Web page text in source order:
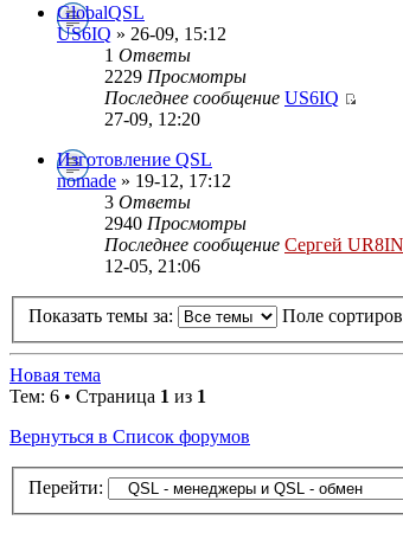
GlobalQSL
US6IQ » 26-09, 15:12
1 Ответы
2229 Просмотры
Последнее сообщение US6IQ
27-09, 12:20
Изготовление QSL
nomade » 19-12, 17:12
3 Ответы
2940 Просмотры
Последнее сообщение Сергей UR8IN
12-05, 21:06
Показать темы за: Поле
Новая тема
Тем: 6 • Страница 1 из 1
Вернуться в Список форумов
Перейти: